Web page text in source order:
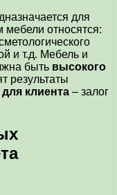
для
относятся:
и т.д. Мебель и
быть высокого
результаты
клиента – залог